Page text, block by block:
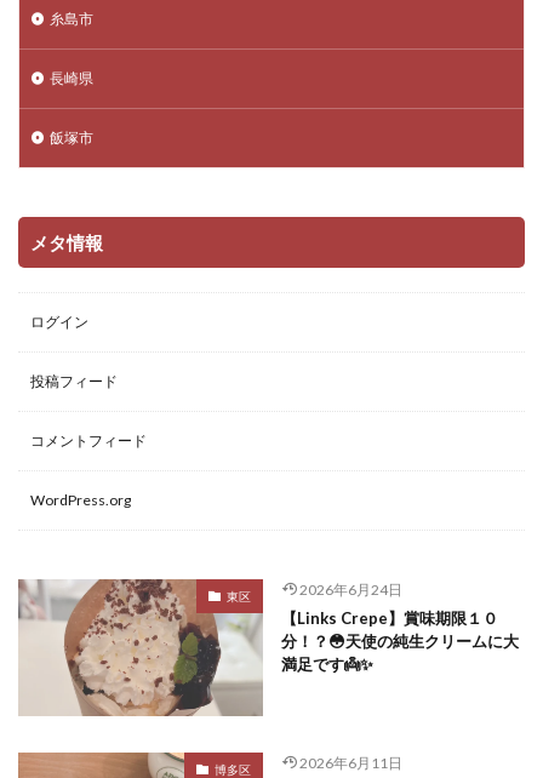
糸島市
長崎県
飯塚市
メタ情報
ログイン
投稿フィード
コメントフィード
WordPress.org
東区 2026年6月24日
【Links Crepe】賞味期限１０
分！？😳天使の純生クリームに大
満足です👼✨
博多区 2026年6月11日